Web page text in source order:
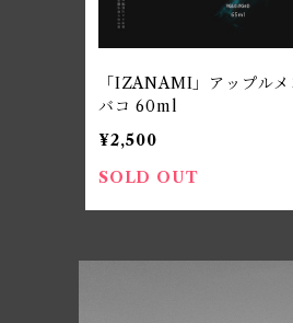
「IZANAMI」アップルメ
バコ 60ml
¥2,500
SOLD OUT